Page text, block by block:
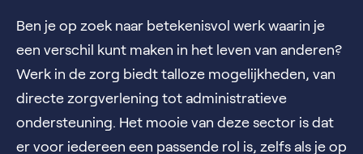
Ben je op zoek naar betekenisvol werk waarin je
een verschil kunt maken in het leven van anderen?
Werk in de zorg biedt talloze mogelijkheden, van
directe zorgverlening tot administratieve
ondersteuning. Het mooie van deze sector is dat
er voor iedereen een passende rol is, zelfs als je op